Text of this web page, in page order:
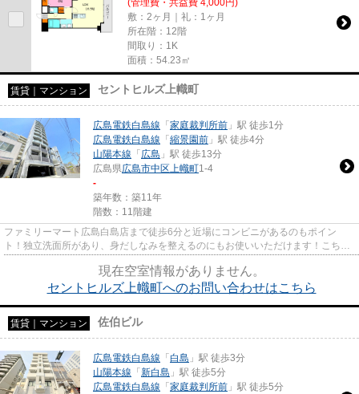
(管理費・共益費 4,000円)
敷：2ヶ月｜礼：1ヶ月
所在階：12階
間取り：1K
面積：54.23㎡
賃貸｜マンション セントヒルズ上幟町
広島電鉄白島線 「 家庭裁判所前 」駅 徒歩1分
広島電鉄白島線 「 縮景園前 」駅 徒歩4分
山陽本線 「 広島 」駅 徒歩13分
広島県広島市中区上幟町1-4
-
築年数：築11年
階数：11階建
ファミリーマート広島白島店まで徒歩6分と近場にコンビニがあるのもポイン
ト！独立洗面所があり、身だしなみを整えるのにもお使いいただけます！こちら
現在空室情報がありません。
セントヒルズ上幟町へのお問い合わせはこちら
賃貸｜マンション 佐伯ビル
広島電鉄白島線 「 白島 」駅 徒歩3分
山陽本線 「 新白島 」駅 徒歩5分
広島電鉄白島線 「 家庭裁判所前 」駅 徒歩5分